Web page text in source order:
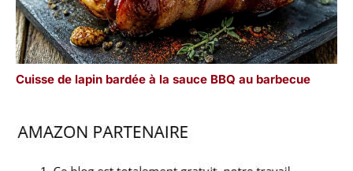
Cuisse de lapin bardée à la sauce BBQ au barbecue